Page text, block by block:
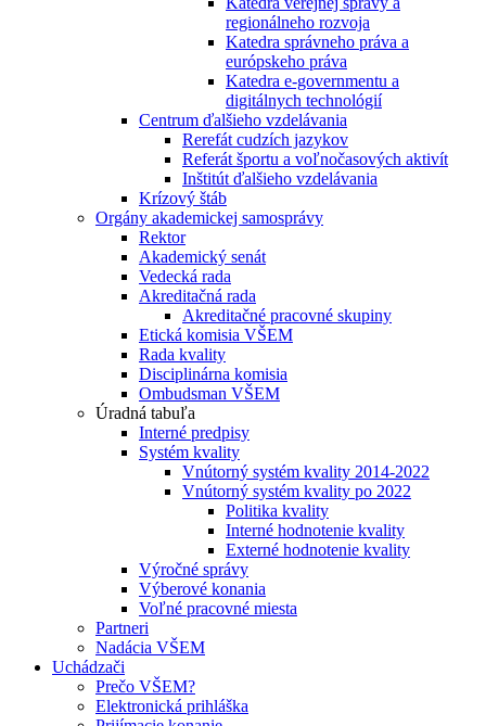
regionálneho rozvoja
Katedra správneho práva a
európskeho práva
Katedra e-governmentu a
digitálnych technológií
Centrum ďalšieho vzdelávania
Rerefát cudzích jazykov
Referát športu a voľnočasových aktivít
Inštitút ďalšieho vzdelávania
Krízový štáb
Orgány akademickej samosprávy
Rektor
Akademický senát
Vedecká rada
Akreditačná rada
Akreditačné pracovné skupiny
Etická komisia VŠEM
Rada kvality
Disciplinárna komisia
Ombudsman VŠEM
Úradná tabuľa
Interné predpisy
Systém kvality
Vnútorný systém kvality 2014-2022
Vnútorný systém kvality po 2022
Politika kvality
Interné hodnotenie kvality
Externé hodnotenie kvality
Výročné správy
Výberové konania
Voľné pracovné miesta
Partneri
Nadácia VŠEM
Uchádzači
Prečo VŠEM?
Elektronická prihláška